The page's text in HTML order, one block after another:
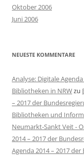
Oktober 2006
Juni 2006
NEUESTE KOMMENTARE
Analyse: Digitale
Bibliotheken in NRWzu
– 2017 der
Bibliotheken und
Neumarkt-Sankt Veit -
2014 – 2017 der
Agenda 2014 – 2017